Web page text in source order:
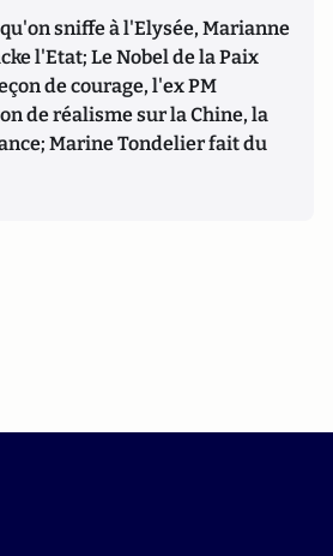
sniffe à l'Elysée, Marianne
l'Etat; Le Nobel de la Paix
de courage, l'ex PM
de réalisme sur la Chine, la
Marine Tondelier fait du